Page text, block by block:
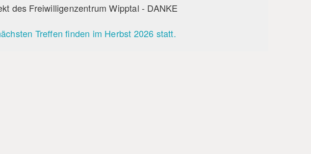
des Freiwilligenzentrum Wipptal - DANKE
Treffen finden im Herbst 2026 statt.